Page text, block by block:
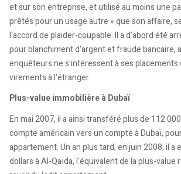
et sur son entreprise, et utilisé au moins une
prêtés pour un usage autre » que son affaire,
l'accord de plaider-coupable. Il a d'abord été
pour blanchiment d'argent et fraude bancaire,
enquêteurs ne s'intéressent à ses placements
virements à l'étranger.
Plus-value immobilière à Dubaï
En mai 2007, il a ainsi transféré plus de 112
compte américain vers un compte à Dubaï,
appartement. Un an plus tard, en juin 2008, il a
dollars à Al-Qaïda, l'équivalent de la plus-value